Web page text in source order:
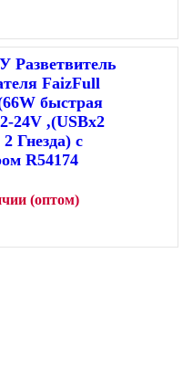
FaizFull
быстрая
24V ,(USBx2
Гнезда) с
R54174
(оптом)